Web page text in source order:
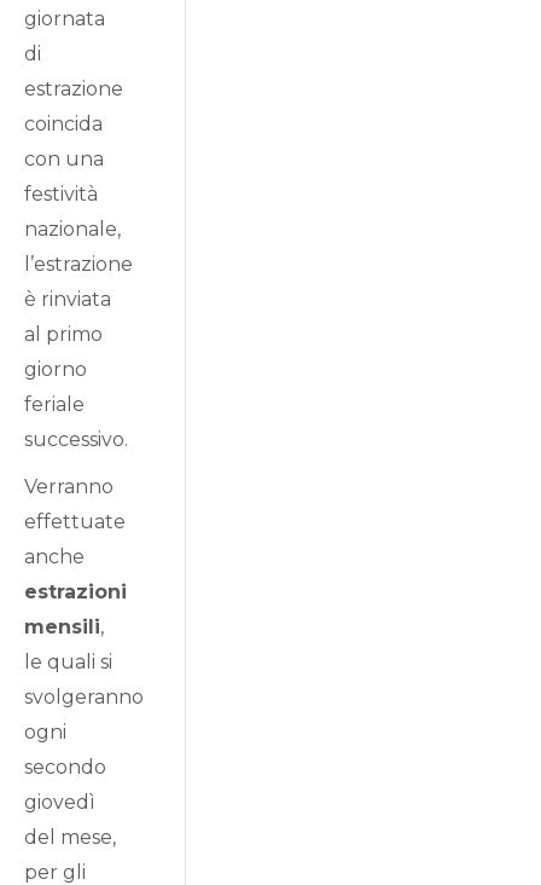
giornata
di
estrazione
coincida
con una
festività
nazionale,
l’estrazione
è rinviata
al primo
giorno
feriale
successivo.
Verranno
effettuate
anche
estrazioni
mensili,
le quali si
svolgeranno
ogni
secondo
giovedì
del mese,
per gli